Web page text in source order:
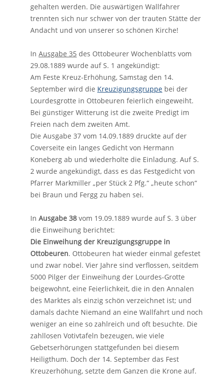
gehalten werden. Die auswärtigen Wallfahrer
trennten sich nur schwer von der trauten Stätte der
Andacht und von unserer so schönen Kirche!
In Ausgabe 35 des Ottobeurer Wochenblatts vom
29.08.1889 wurde auf S. 1 angekündigt:
Am Feste Kreuz-Erhöhung, Samstag den 14.
September wird die Kreuzigungsgruppe bei der
Lourdesgrotte in Ottobeuren feierlich eingeweiht.
Bei günstiger Witterung ist die zweite Predigt im
Freien nach dem zweiten Amt.
Die Ausgabe 37 vom 14.09.1889 druckte auf der
Coverseite ein langes Gedicht von Hermann
Koneberg ab und wiederholte die Einladung. Auf S.
2 wurde angekündigt, dass es das Festgedicht von
Pfarrer Markmiller „per Stück 2 Pfg.“ „heute schon“
bei Braun und Fergg zu haben sei.
In Ausgabe 38 vom 19.09.1889 wurde auf S. 3 über
die Einweihung berichtet:
Die Einweihung der Kreuzigungsgruppe in
Ottobeuren. Ottobeuren hat wieder einmal gefestet
und zwar nobel. Vier Jahre sind verflossen, seitdem
5000 Pilger der Einweihung der Lourdes-Grotte
beigewohnt, eine Feierlichkeit, die in den Annalen
des Marktes als einzig schön verzeichnet ist; und
damals dachte Niemand an eine Wallfahrt und noch
weniger an eine so zahlreich und oft besuchte. Die
zahllosen Votivtafeln bezeugen, wie viele
Gebetserhörungen stattgefunden bei diesem
Heiligthum. Doch der 14. September das Fest
Kreuzerhöhung, setzte dem Ganzen die Krone auf.